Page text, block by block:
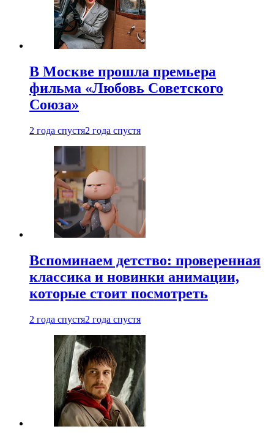
В Москве прошла премьера
фильма «Любовь Советского
Союза»
2 года спустя2 года спустя
Вспоминаем детство: проверенная
классика и новинки анимации,
которые стоит посмотреть
2 года спустя2 года спустя